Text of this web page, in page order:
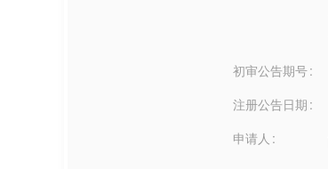
初审公告期号
注册公告日期
申请人